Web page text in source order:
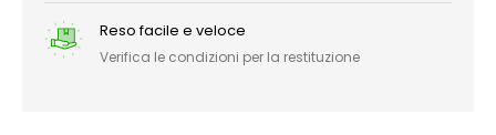
Reso facile e veloce
Verifica le condizioni per la restituzione